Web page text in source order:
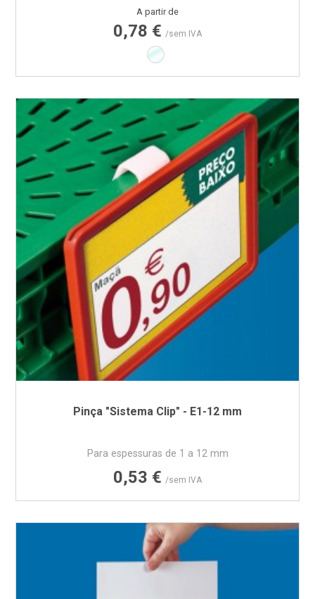
Preço
A partir de
0,78 € /sem IVA
Transparente
Pinça "Sistema Clip" - E1-12 mm
Para espessuras de 1 a 12 mm
Preço
0,53 € /sem IVA